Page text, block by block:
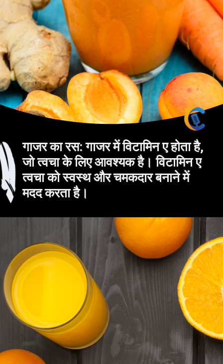
गाजर का रस: गाजर में विटामिन ए होता है,
जो त्वचा के लिए आवश्यक है। विटामिन ए
त्वचा को स्वस्थ और चमकदार बनाने में
मदद करता है।